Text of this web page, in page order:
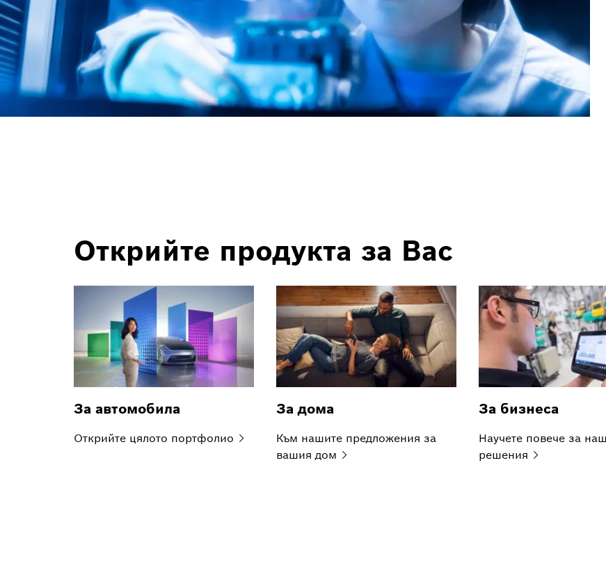
Открийте продукта за Вас
За автомобила
Открийте цялото портфолио
За дома
Към нашите предложения за
вашия дом
За бизнеса
Научете повече за
решения